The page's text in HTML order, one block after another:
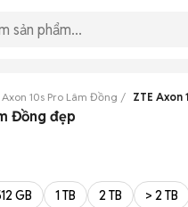
Axon 10s Pro Lâm Đồng ZTE Axon
Đồng đẹp
GB 1 TB 2 TB > 2 TB